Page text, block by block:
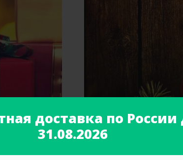
доставка по России
31.08.2026Новогодние скидки!